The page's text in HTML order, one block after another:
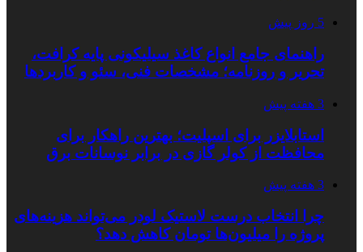
5 روز پیش
راهنمای جامع انواع کاغذ سیلیکونی پایه کرافت،
تحریر و روزنامه؛ مشخصات فنی، سئو و کاربردها
3 هفته پیش
استابلایزر برای اسپلیت؛ بهترین راهکار برای
محافظت از کولر گازی در برابر نوسانات برق
3 هفته پیش
چرا انتخاب درست لاستیک لودر می‌تواند هزینه‌های
پروژه را میلیون‌ها تومان کاهش دهد؟